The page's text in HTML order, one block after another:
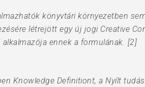
könyvtári környezetben
létrejött egy új jogi Creative
ennek a formulának. [2]
Knowledge Definitiont, a Nyílt